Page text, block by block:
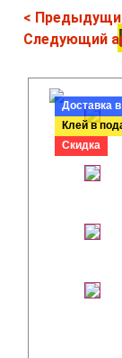
<
Следующий
Доставка
Клей в
Скидка